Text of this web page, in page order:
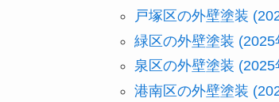
戸塚区の外壁塗装
緑区の外壁塗装 (2025
泉区の外壁塗装 (2025
港南区の外壁塗装